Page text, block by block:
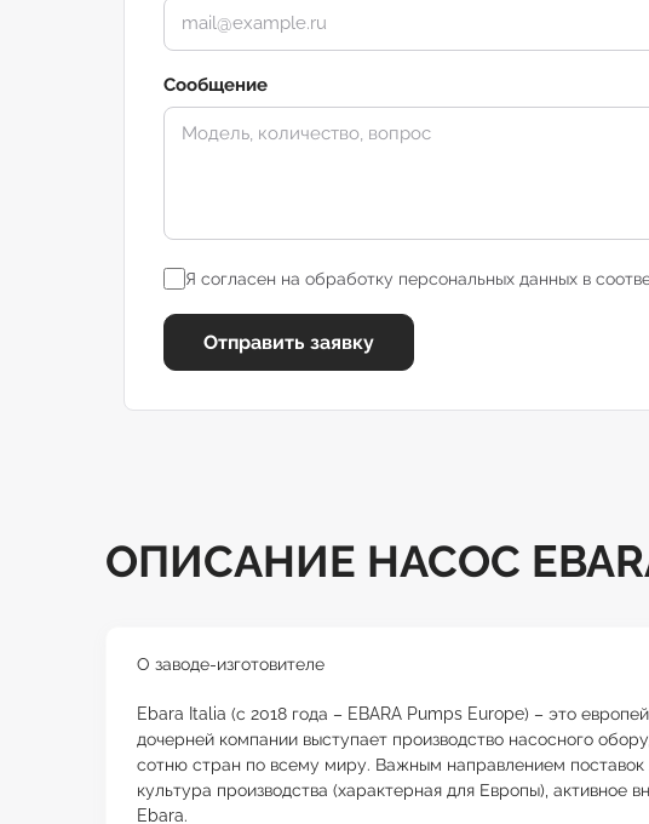
Сообщение
Я согласен на обработку персональных данных в
Отправить заявку
ОПИСАНИЕ НАСОС
О заводе-изготовителе
Ebara Italia (с 2018 года – EBARA Pumps Europe) – это
дочерней компании выступает производство насосного
сотню стран по всему миру. Важным направлением
культура производства (характерная для Европы),
Ebara.